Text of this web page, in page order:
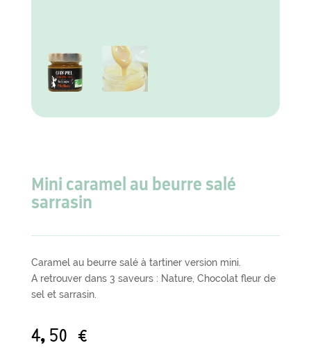
Mini caramel au beurre salé
sarrasin
Caramel au beurre salé à tartiner version mini.
A retrouver dans 3 saveurs : Nature, Chocolat fleur de
sel et sarrasin.
4,50 €